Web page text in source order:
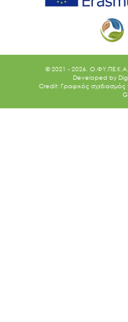
© 2021 - 2026.
Developed by
Credit: Γραφικός